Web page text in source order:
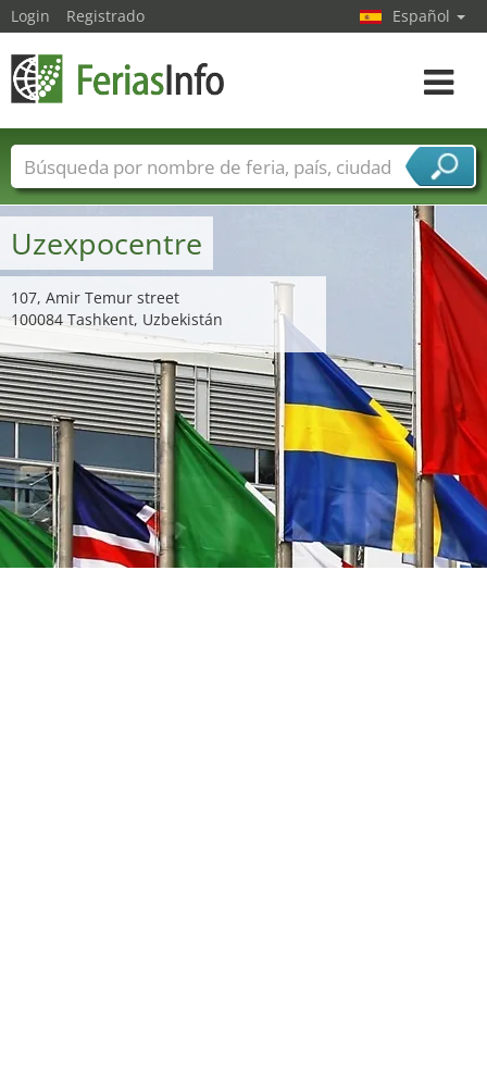
Uzexpocentre
107, Amir Temur street
100084 Tashkent, Uzbekistán
Login Registrado Español
toggle
Nombres de ferias Países
Ciudades
Sectores de ferias
Sectores de proveedor de servicios